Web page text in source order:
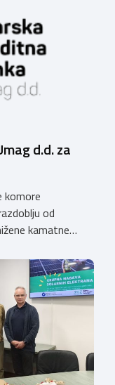
povoljniji
zaposlenike
d.d. za
komore
od
kamatne
Obrtničke
temeljem
godinu
sljedećem: